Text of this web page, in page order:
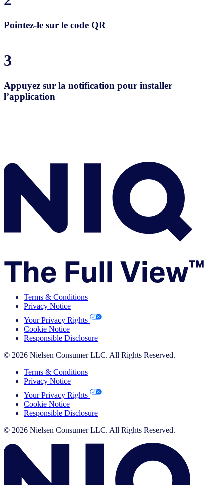
Pointez-le sur le code QR
3
Appuyez sur la notification pour installer
l’application
Terms & Conditions
Privacy Notice
Your Privacy Rights
Cookie Notice
Responsible Disclosure
© 2026 Nielsen Consumer LLC. All Rights Reserved.
Terms & Conditions
Privacy Notice
Your Privacy Rights
Cookie Notice
Responsible Disclosure
© 2026 Nielsen Consumer LLC. All Rights Reserved.